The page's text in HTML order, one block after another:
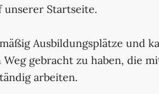
unserer Startseite.
Ausbildungsplätze und
gebracht zu haben, die
arbeiten.